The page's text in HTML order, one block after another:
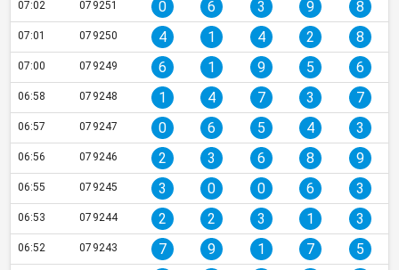
07:02 079251 0 6 3 9 8
07:01 079250 4 1 4 2 8
07:00 079249 6 1 9 5 6
06:58 079248 1 4 7 3 7
06:57 079247 0 6 5 4 3
06:56 079246 2 3 6 8 9
06:55 079245 3 0 0 6 3
06:53 079244 2 2 3 1 3
06:52 079243 7 9 1 7 5